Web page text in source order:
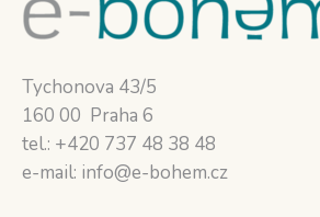
Tychonova 43/5
160 00 Praha 6
tel.: +420 737 48 38 48
e-mail: info@e-bohem.cz